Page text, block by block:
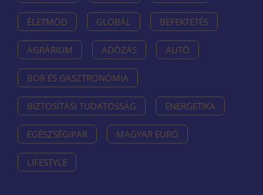
ÉLETMÓD GLOBÁL BEFEKTETÉS
AGRÁRIUM ADÓZÁS AUTÓ
BOR ÉS GASZTRONÓMIA
BIZTOSÍTÁSI TUDATOSSÁG ENERGETIKA
EGÉSZSÉGIPAR MAGYAR EURÓ
LIFESTYLE